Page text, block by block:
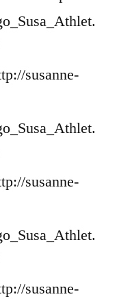
susanne-
susanne-
susanne-